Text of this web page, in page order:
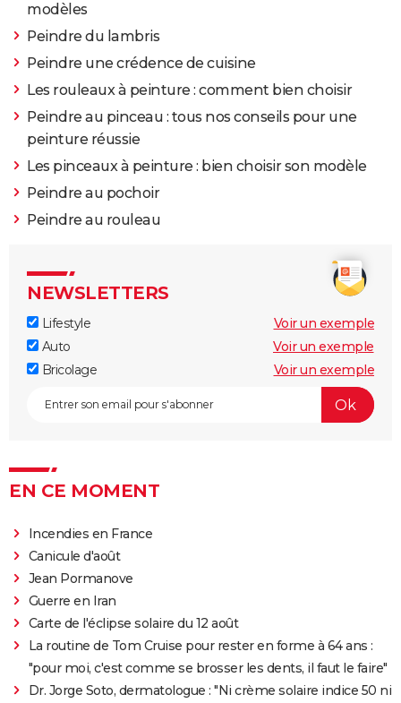
modèles
Peindre du lambris
Peindre une crédence de cuisine
Les rouleaux à peinture : comment bien choisir
Peindre au pinceau : tous nos conseils pour une
peinture réussie
Les pinceaux à peinture : bien choisir son modèle
Peindre au pochoir
Peindre au rouleau
NEWSLETTERS
Lifestyle
Voir un exemple
Auto
Voir un exemple
Bricolage
Voir un exemple
EN CE MOMENT
Incendies en France
Canicule d'août
Jean Pormanove
Guerre en Iran
Carte de l'éclipse solaire du 12 août
La routine de Tom Cruise pour rester en forme à 64 ans :
"pour moi, c'est comme se brosser les dents, il faut le faire"
Dr. Jorge Soto, dermatologue : "Ni crème solaire indice 50 ni